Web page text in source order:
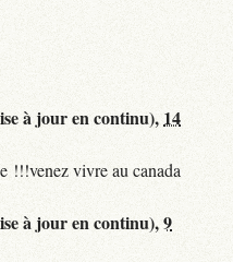
à jour en continu), 14
!!!venez vivre au canada
à jour en continu),9